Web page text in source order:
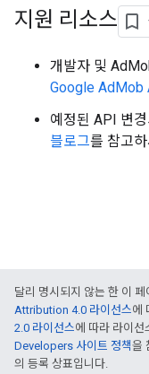
지원 리소스
개발자 및
Google AdMob
예정된 API 변
블로그를 참고
달리 명시되지 않는 한 이
Attribution 4.0 라이선스에
2.0 라이선스에 따라 라이선
Developers 사이트 정책을
의 등록 상표입니다.